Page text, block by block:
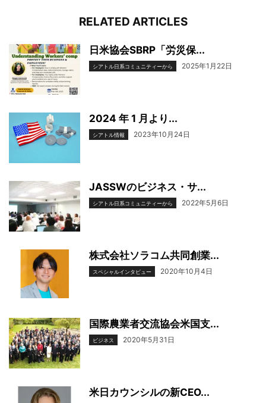
RELATED ARTICLES
日米協会SBRP「労災保...
シアトル日系コミュニティーから 2025年1月22日
2024 年 1 月より...
シアトル情報 2023年10月24日
JASSWのビジネス・サ...
シアトル日系コミュニティーから 2022年5月6日
株式会社ソラコム共同創業...
スペシャルインタビュー 2020年10月4日
国際農業者交流協会米国支...
ビジネス 2020年5月31日
米日カウンシルの新CEO...